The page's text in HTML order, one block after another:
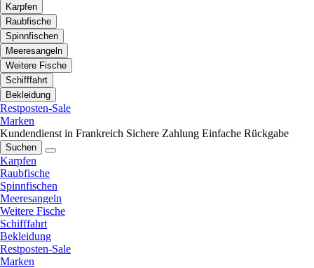
Karpfen
Raubfische
Spinnfischen
Meeresangeln
Weitere Fische
Schifffahrt
Bekleidung
Restposten-Sale
Marken
Kundendienst in Frankreich Sichere Zahlung Einfache Rückgabe
Suchen
Karpfen
Raubfische
Spinnfischen
Meeresangeln
Weitere Fische
Schifffahrt
Bekleidung
Restposten-Sale
Marken